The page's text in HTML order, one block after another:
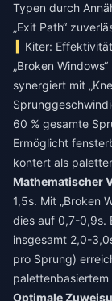
Typen durch
„Exit Path“
Kiter:
„Broken
synergiert mit
60 % gesamte
Ermöglicht
kontert als
Mathematischer
1,5s. Mit „Broken
dies auf 0,7-0,9s.
insgesamt 2,0-
pro Sprung)
palettenbasiertem
Optimale